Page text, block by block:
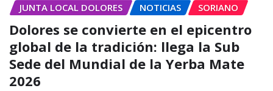
JUNTA LOCAL DOLORES
NOTICIAS SORIANO
Dolores se convierte en el epicentro
global de la tradición: llega la Sub
Sede del Mundial de la Yerba Mate
2026